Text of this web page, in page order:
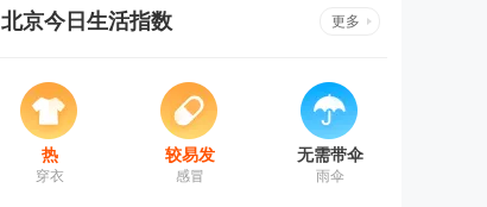
北京今日生活指数 更多
热
穿衣
较易发
感冒
无需带伞
雨伞